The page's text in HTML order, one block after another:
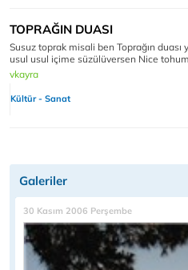
TOPRAĞIN DUASI
Susuz toprak misali ben Toprağın
usul usul içime süzülüversen Nice
vkayra
Kültür - Sanat
Galeriler
30 Kasım 2006 Perşembe